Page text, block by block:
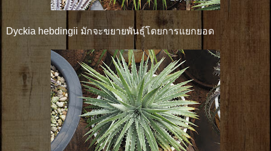
Dyckia hebdingii มักจะขยายพันธุ์โดยการแยกยอด